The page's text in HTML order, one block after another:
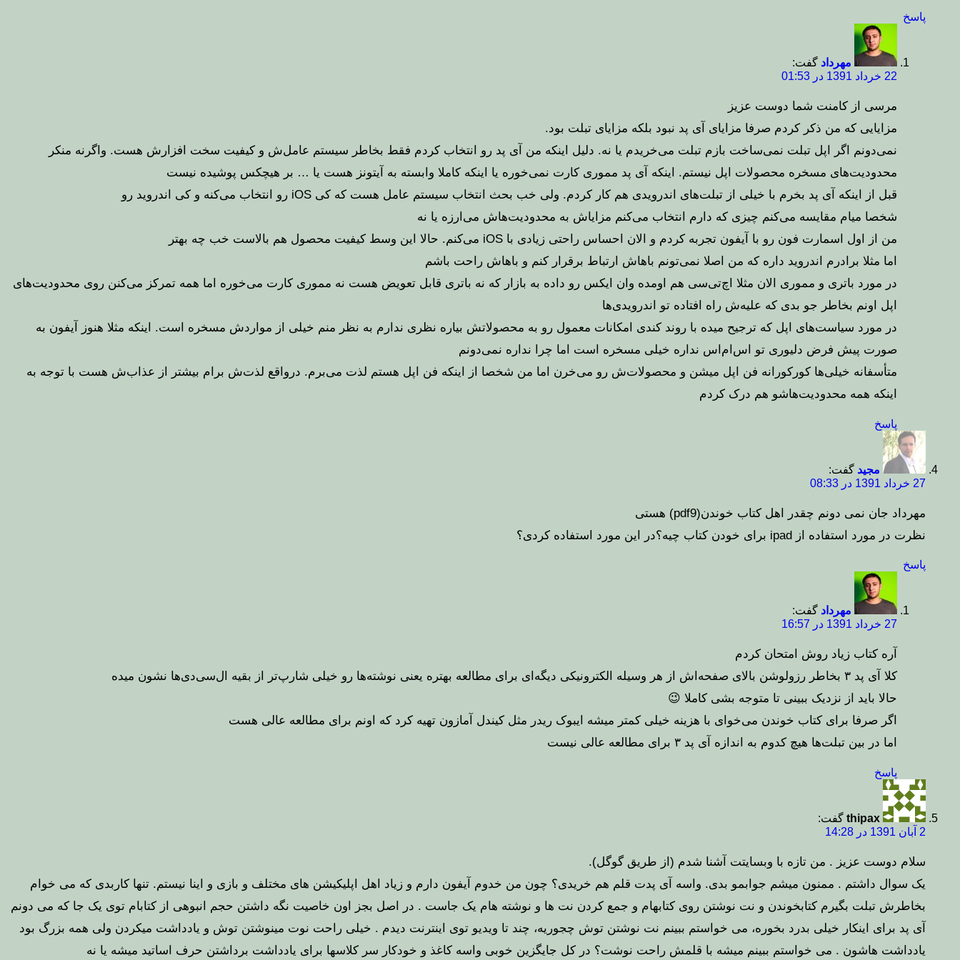
پاسخ
مهرداد گفت:
22 خرداد 1391 در 01:53
مرسی از کامنت شما دوست عزیز
مزایایی که من ذکر کردم صرفا مزایای آی پد نبود بلکه مزایای تبلت بود.
نمی‌دونم اگر اپل تبلت نمی‌ساخت بازم تبلت می‌خریدم یا نه. دلیل اینکه من آی پد رو انتخاب کردم فقط بخاطر سیستم عامل‌ش و کیفیت سخت افزارش هست. واگرنه منکر
محدودیت‌های مسخره محصولات اپل نیستم. اینکه آی پد مموری کارت نمی‌خوره یا اینکه کاملا وابسته به آیتونز هست یا … بر هیچکس پوشیده نیست
قبل از اینکه آی پد بخرم با خیلی از تبلت‌های اندرویدی هم کار کردم. ولی خب بحث انتخاب سیستم عامل هست که کی iOS رو انتخاب می‌کنه و کی اندروید رو
شخصا میام مقایسه می‌کنم چیزی که دارم انتخاب می‌کنم مزایاش به محدودیت‌هاش می‌ارزه یا نه
من از اول اسمارت فون رو با آیفون تجربه کردم و الان احساس راحتی زیادی با iOS می‌کنم. حالا این وسط کیفیت محصول هم بالاست خب چه بهتر
اما مثلا برادرم اندروید داره که من اصلا نمی‌تونم باهاش ارتباط برقرار کنم و باهاش راحت باشم
در مورد باتری و مموری الان مثلا اچ‌تی‌سی هم اومده وان ایکس رو داده به بازار که نه باتری قابل تعویض هست نه مموری کارت می‌خوره اما همه تمرکز می‌کنن روی محدودیت‌های
اپل اونم بخاطر جو بدی که علیه‌ش راه افتاده تو اندرویدی‌ها
در مورد سیاست‌های اپل که ترجیح میده با روند کندی امکانات معمول رو به محصولاتش بیاره نظری ندارم به نظر منم خیلی از مواردش مسخره است. اینکه مثلا هنوز آیفون به
صورت پیش فرض دلیوری تو اس‌ام‌اس نداره خیلی مسخره است اما چرا نداره نمی‌دونم
متأسفانه خیلی‌ها کورکورانه فن اپل میشن و محصولات‌ش رو می‌خرن اما من شخصا از اینکه فن اپل هستم لذت می‌برم. درواقع لذت‌ش برام بیشتر از عذاب‌ش هست با توجه به
اینکه همه محدودیت‌هاشو هم درک کردم
پاسخ
مجید گفت:
27 خرداد 1391 در 08:33
مهرداد جان نمی دونم چقدر اهل کتاب خوندن(pdf9) هستی
نظرت در مورد استفاده از ipad برای خودن کتاب چیه؟در این مورد استفاده کردی؟
پاسخ
مهرداد گفت:
27 خرداد 1391 در 16:57
آره کتاب زیاد روش امتحان کردم
کلا آی پد ۳ بخاطر رزولوشن بالای صفحه‌اش از هر وسیله الکترونیکی دیگه‌ای برای مطالعه بهتره یعنی نوشته‌ها رو خیلی شارپ‌تر از بقیه ال‌سی‌دی‌ها نشون میده
حالا باید از نزدیک ببینی تا متوجه بشی کاملا 😉
اگر صرفا برای کتاب خوندن می‌خوای با هزینه خیلی کمتر میشه ایبوک ریدر مثل کیندل آمازون تهیه کرد که اونم برای مطالعه عالی هست
اما در بین تبلت‌ها هیچ کدوم به اندازه آی پد ۳ برای مطالعه عالی نیست
پاسخ
thipax گفت:
2 آبان 1391 در 14:28
سلام دوست عزیز . من تازه با وبسایتت آشنا شدم (از طریق گوگل).
یک سوال داشتم . ممنون میشم جوابمو بدی. واسه آی پدت قلم هم خریدی؟ چون من خدوم آیفون دارم و زیاد اهل اپلیکیشن های مختلف و بازی و اینا نیستم. تنها کاربدی که می خوام
بخاطرش تبلت بگیرم کتابخوندن و نت نوشتن روی کتابهام و جمع کردن نت ها و نوشته هام یک جاست . در اصل بجز اون خاصیت نگه داشتن حجم انبوهی از کتابام توی یک جا که می دونم
آی پد برای اینکار خیلی بدرد بخوره، می خواستم ببینم نت نوشتن توش چجوریه، چند تا ویدیو توی اینترنت دیدم . خیلی راحت نوت مینوشتن توش و یادداشت میکردن ولی همه بزرگ بود
یادداشت هاشون . می خواستم ببینم میشه با قلمش راحت نوشت؟ در کل جایگزین خوبی واسه کاغذ و خودکار سر کلاسها برای یادداشت برداشتن حرف اساتید میشه یا نه